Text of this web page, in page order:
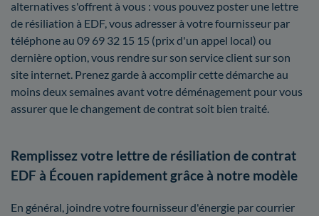
alternatives s'offrent à vous : vous pouvez poster une lettre
de résiliation à EDF, vous adresser à votre fournisseur par
téléphone au 09 69 32 15 15 (prix d'un appel local) ou
dernière option, vous rendre sur son service client sur son
site internet. Prenez garde à accomplir cette démarche au
moins deux semaines avant votre déménagement pour vous
assurer que le changement de contrat soit bien traité.
Remplissez votre lettre de résiliation de contrat
EDF à Écouen rapidement grâce à notre modèle
En général, joindre votre fournisseur d'énergie par courrier